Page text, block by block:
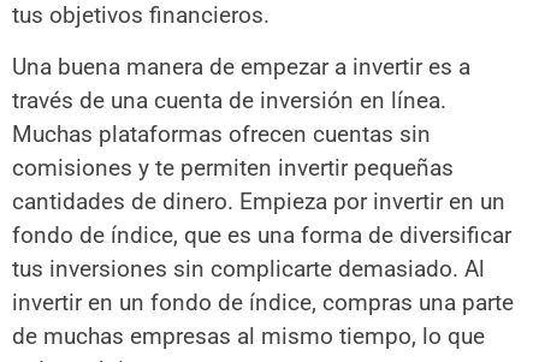
tus objetivos financieros.
Una buena manera de empezar a invertir es a
través de una cuenta de inversión en línea.
Muchas plataformas ofrecen cuentas sin
comisiones y te permiten invertir pequeñas
cantidades de dinero. Empieza por invertir en un
fondo de índice, que es una forma de diversificar
tus inversiones sin complicarte demasiado. Al
invertir en un fondo de índice, compras una parte
de muchas empresas al mismo tiempo, lo que